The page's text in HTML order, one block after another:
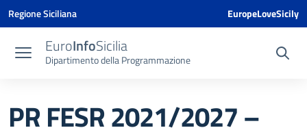
Vai ai contenuti
Vai al menu di navigazione
Vai al footer
Vai al banner delle Cookie Policy
Regione Siciliana EuropeLoveSicily
EuroInfoSicilia
Dipartimento della Programmazione
PR FESR 2021/2027 –